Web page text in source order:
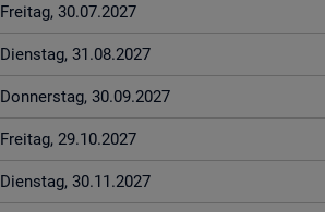
Frei­tag, 30.07.2027
Diens­tag, 31.08.2027
Don­ners­tag, 30.09.2027
Frei­tag, 29.10.2027
Diens­tag, 30.11.2027